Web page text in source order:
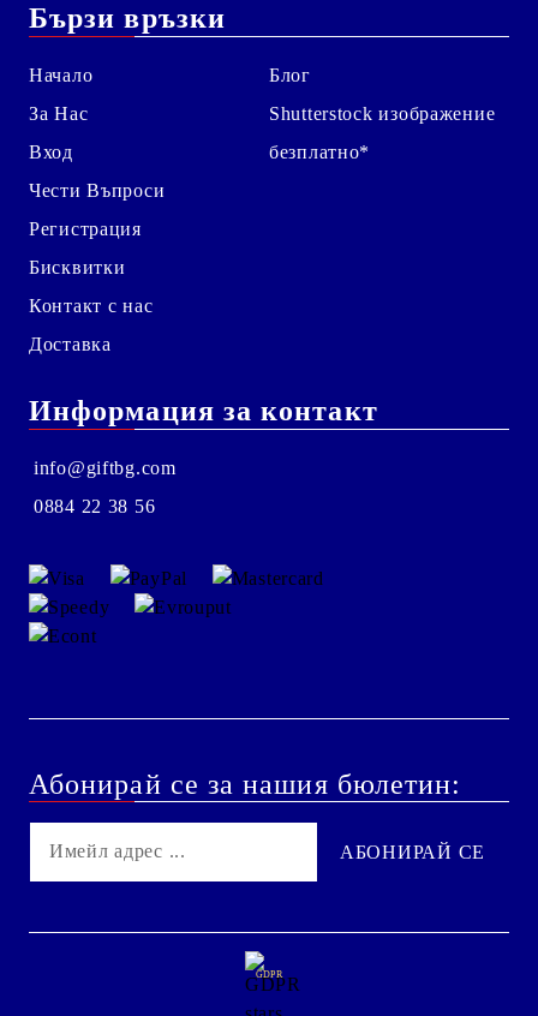
Бързи връзки
Начало
За Нас
Вход
Чести Въпроси
Регистрация
Бисквитки
Контакт с нас
Доставка
Блог
Shutterstock изображение
безплатно*
Информация за контакт
info@giftbg.com
0884 22 38 56
Абонирай се за нашия бюлетин:
GDPR